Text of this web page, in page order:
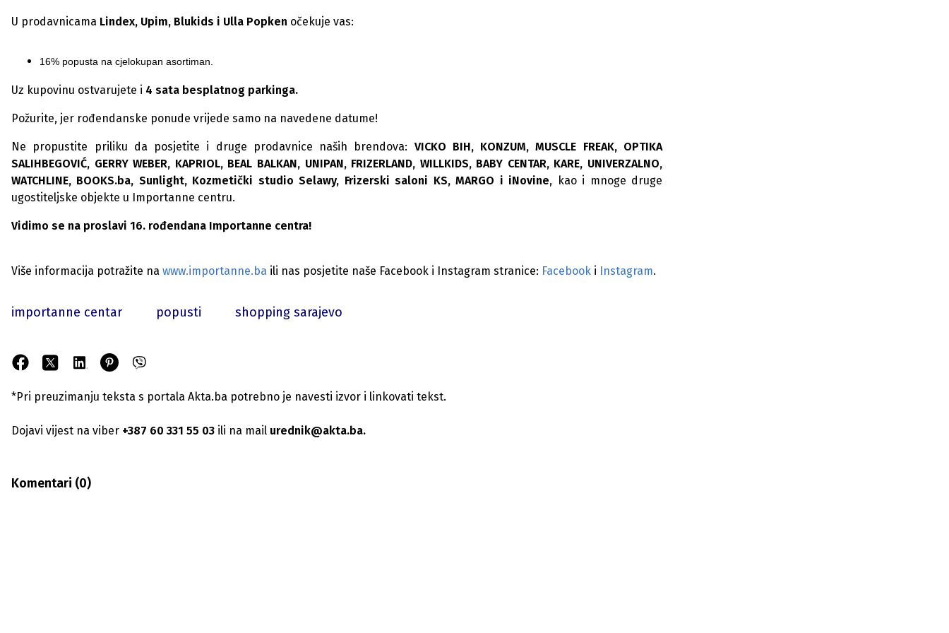
U prodavnicama Lindex, Upim, Blukids i Ulla Popken očekuje vas:
16% popusta na cjelokupan asortiman.
Uz kupovinu ostvarujete i 4 sata besplatnog parkinga.
Požurite, jer rođendanske ponude vrijede samo na navedene datume!
Ne propustite priliku da posjetite i druge prodavnice naših brendova: VICKO BIH, KONZUM, MUSCLE FREAK, OPTIKA
SALIHBEGOVIĆ, GERRY WEBER, KAPRIOL, BEAL BALKAN, UNIPAN, FRIZERLAND, WILLKIDS, BABY CENTAR, KARE, UNIVERZALNO,
WATCHLINE, BOOKS.ba, Sunlight, Kozmetički studio Selawy, Frizerski saloni KS, MARGO i iNovine, kao i mnoge druge
ugostiteljske objekte u Importanne centru.
Vidimo se na proslavi 16. rođendana Importanne centra!
Više informacija potražite na www.importanne.ba ili nas posjetite naše Facebook i Instagram stranice: Facebook i Instagram.
importanne centar popusti shopping sarajevo
*Pri preuzimanju teksta s portala Akta.ba potrebno je navesti izvor i linkovati tekst.
Dojavi vijest na viber +387 60 331 55 03 ili na mail urednik@akta.ba.
Komentari (0)